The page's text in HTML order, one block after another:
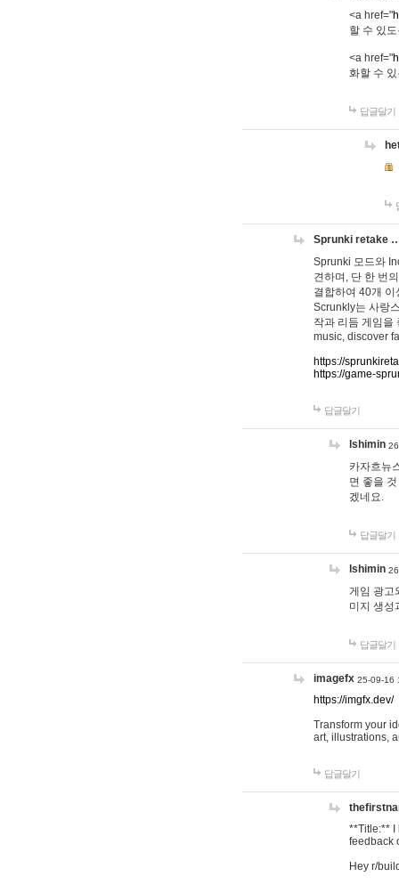
<a href="
할 수 있
<a href="
화할 수
답글달기
Sprunki retake
Sprunki 모드와
견하며, 단 한 번
결합하여 40개
Scrunkly는 사랑
작과 리듬 게임을
music, discover
https://
https://game-
답글달기
lshimin
카자흐뉴
면 좋을
겠네요.
답글달기
lshimin
게임 광고
미지 생성
답글달기
imagefx 25-09-16
https://imgfx.dev/
Transform your
art, illustrations,
답글달기
**Title:** I
feedback
Hey r/